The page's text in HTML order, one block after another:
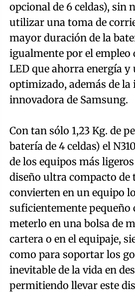
opcional de 6 celdas), sin
utilizar una toma de
mayor duración de la
igualmente por el empleo
LED que ahorra energía y
optimizado, además de la
innovadora de Samsung.
Con tan sólo 1,23 Kg. de
batería de 4 celdas) el
de los equipos más
diseño ultra compacto de
convierten en un equipo lo
suficientemente pequeño
meterlo en una bolsa de
cartera o en el equipaje,
como para soportar los
inevitable de la vida en
permitiendo llevar este